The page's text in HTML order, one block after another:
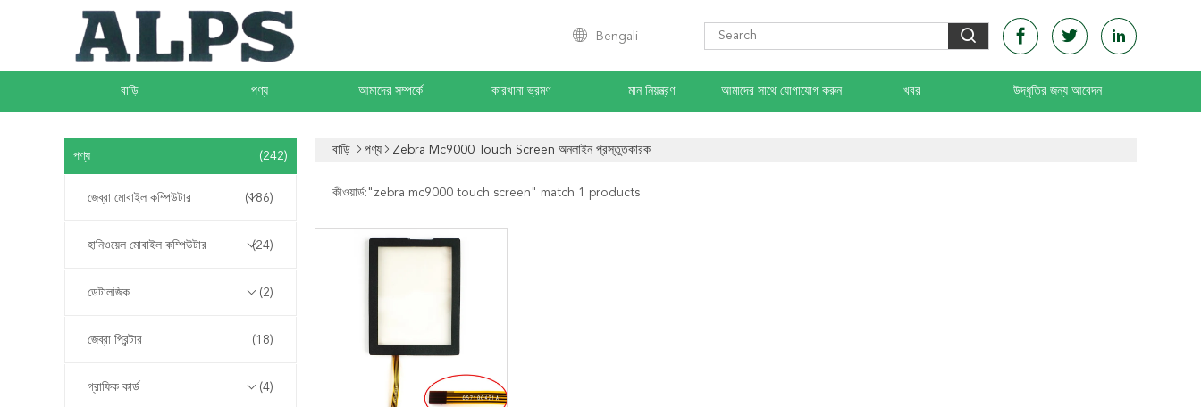
Bengali
বাড়ি পণ্য আমাদের সম্পর্কে কারখানা ভ্রমণ মান নিয়ন্ত্রণ আমাদের সাথে যোগাযোগ করুন খবর উদ্ধৃতির জন্য আবেদন
পণ্য (242)
জেব্রা মোবাইল কম্পিউটার (186)
হানিওয়েল মোবাইল কম্পিউটার (24)
ডেটালজিক (2)
জেব্রা প্রিন্টার (18)
গ্রাফিক কার্ড (4)
বাড়ি পণ্য Zebra Mc9000 Touch Screen অনলাইন প্রস্তুতকারক
কীওয়ার্ড:" zebra mc9000 touch screen " match 1 products